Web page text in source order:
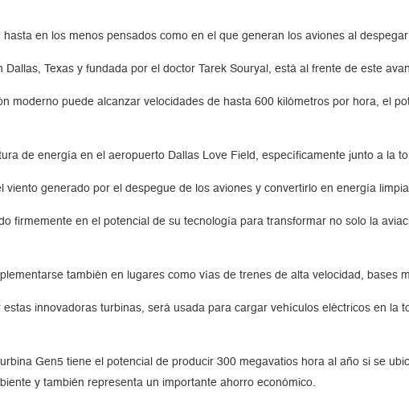
en los menos pensados como en el que generan los aviones al
Texas y fundada por el doctor Tarek Souryal, está al frente de este
moderno puede alcanzar velocidades de hasta 600 kilómetros por hora, el
de energía en el aeropuerto Dallas Love Field, específicamente junto a la
viento generado por el despegue de los aviones y convertirlo en energía limpia.
firmemente en el potencial de su tecnología para transformar no solo la
también en lugares como vías de trenes de alta velocidad, bases
innovadoras turbinas, será usada para cargar vehículos eléctricos en la
Gen5 tiene el potencial de producir 300 megavatios hora al año si se
y también representa un importante ahorro económico.